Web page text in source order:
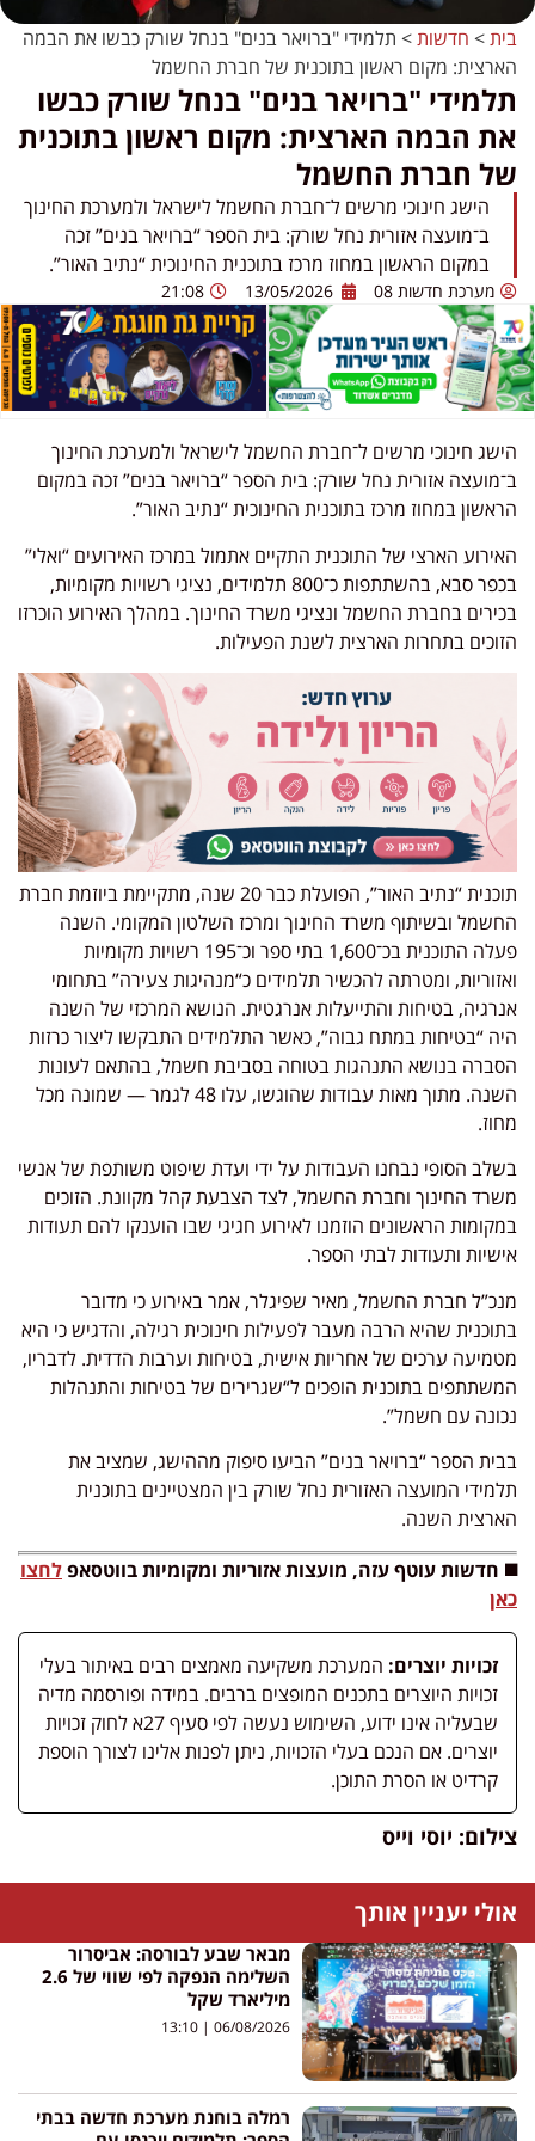
בית> חדשות> תלמידי "ברויאר בנים" בנחל שורק כבשו את הבמה
הארצית: מקום ראשון בתוכנית של חברת החשמל
תלמידי "ברויאר בנים" בנחל שורק כבשו
את הבמה הארצית: מקום ראשון בתוכנית
של חברת החשמל
הישג חינוכי מרשים ל־חברת החשמל לישראל ולמערכת החינוך
ב־מועצה אזורית נחל שורק: בית הספר “ברויאר בנים” זכה
במקום הראשון במחוז מרכז בתוכנית החינוכית “נתיב האור”.
מערכת חדשות 08 13/05/2026
21:08
הישג חינוכי מרשים ל־חברת החשמל לישראל ולמערכת החינוך
ב־מועצה אזורית נחל שורק: בית הספר “ברויאר בנים” זכה במקום
הראשון במחוז מרכז בתוכנית החינוכית “נתיב האור”.
האירוע הארצי של התוכנית התקיים אתמול במרכז האירועים “ואלי”
בכפר סבא, בהשתתפות כ־800 תלמידים, נציגי רשויות מקומיות,
בכירים בחברת החשמל ונציגי משרד החינוך. במהלך האירוע הוכרזו
הזוכים בתחרות הארצית לשנת הפעילות.
תוכנית “נתיב האור”, הפועלת כבר 20 שנה, מתקיימת ביוזמת חברת
החשמל ובשיתוף משרד החינוך ומרכז השלטון המקומי. השנה
פעלה התוכנית בכ־1,600 בתי ספר וכ־195 רשויות מקומיות
ואזוריות, ומטרתה להכשיר תלמידים כ“מנהיגות צעירה” בתחומי
אנרגיה, בטיחות והתייעלות אנרגטית. הנושא המרכזי של השנה
היה “בטיחות במתח גבוה”, כאשר התלמידים התבקשו ליצור כרזות
הסברה בנושא התנהגות בטוחה בסביבת חשמל, בהתאם לעונות
השנה. מתוך מאות עבודות שהוגשו, עלו 48 לגמר — שמונה מכל
מחוז.
בשלב הסופי נבחנו העבודות על ידי ועדת שיפוט משותפת של אנשי
משרד החינוך וחברת החשמל, לצד הצבעת קהל מקוונת. הזוכים
במקומות הראשונים הוזמנו לאירוע חגיגי שבו הוענקו להם תעודות
אישיות ותעודות לבתי הספר.
מנכ”ל חברת החשמל, מאיר שפיגלר, אמר באירוע כי מדובר
בתוכנית שהיא הרבה מעבר לפעילות חינוכית רגילה, והדגיש כי היא
מטמיעה ערכים של אחריות אישית, בטיחות וערבות הדדית. לדבריו,
המשתתפים בתוכנית הופכים ל“שגרירים של בטיחות והתנהלות
נכונה עם חשמל”.
בבית הספר “ברויאר בנים” הביעו סיפוק מההישג, שמציב את
תלמידי המועצה האזורית נחל שורק בין המצטיינים בתוכנית
הארצית השנה.
◼️ חדשות עוטף עזה, מועצות אזוריות ומקומיות בווטסאפלחצו
כאן
זכויות יוצרים: המערכת משקיעה מאמצים רבים באיתור בעלי
זכויות היוצרים בתכנים המופצים ברבים. במידה ופורסמה מדיה
שבעליה אינו ידוע, השימוש נעשה לפי סעיף 27א לחוק זכויות
יוצרים. אם הנכם בעלי הזכויות, ניתן לפנות אלינו לצורך הוספת
קרדיט או הסרת התוכן.
צילום: יוסי וייס
אולי יעניין אותך
מבאר שבע לבורסה: אביסרור
השלימה הנפקה לפי שווי של 2.6
מיליארד שקל
06/08/2026
רמלה בוחנת מערכת חדשה בבתי